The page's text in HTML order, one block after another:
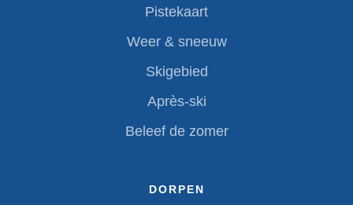
Pistekaart
Weer & sneeuw
Skigebied
Après-ski
Beleef de zomer
DORPEN